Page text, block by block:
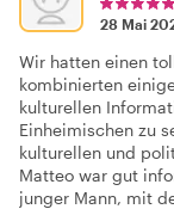
28 Mai
Wir hatten einen
kombinierten
kulturellen
Einheimischen zu
kulturellen und
Matteo war gut
junger Mann, mit